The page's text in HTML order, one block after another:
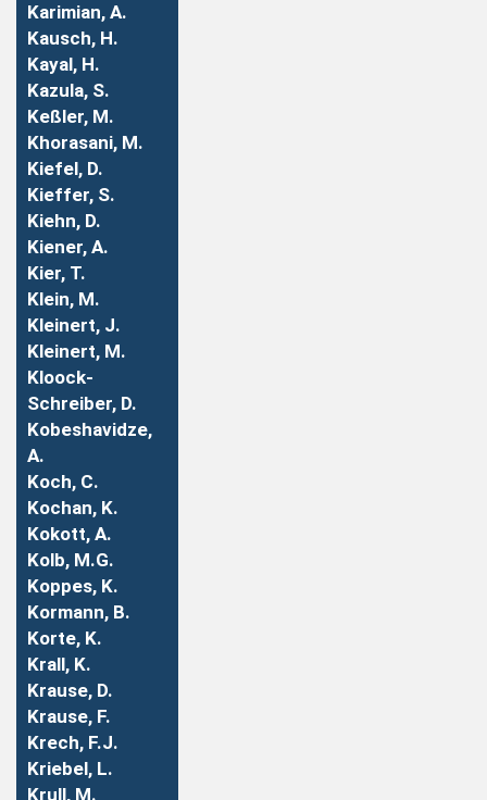
Karimian, A.
Kausch, H.
Kayal, H.
Kazula, S.
Keßler, M.
Khorasani, M.
Kiefel, D.
Kieffer, S.
Kiehn, D.
Kiener, A.
Kier, T.
Klein, M.
Kleinert, J.
Kleinert, M.
Kloock-
Schreiber, D.
Kobeshavidze,
A.
Koch, C.
Kochan, K.
Kokott, A.
Kolb, M.G.
Koppes, K.
Kormann, B.
Korte, K.
Krall, K.
Krause, D.
Krause, F.
Krech, F.J.
Kriebel, L.
Krull, M.